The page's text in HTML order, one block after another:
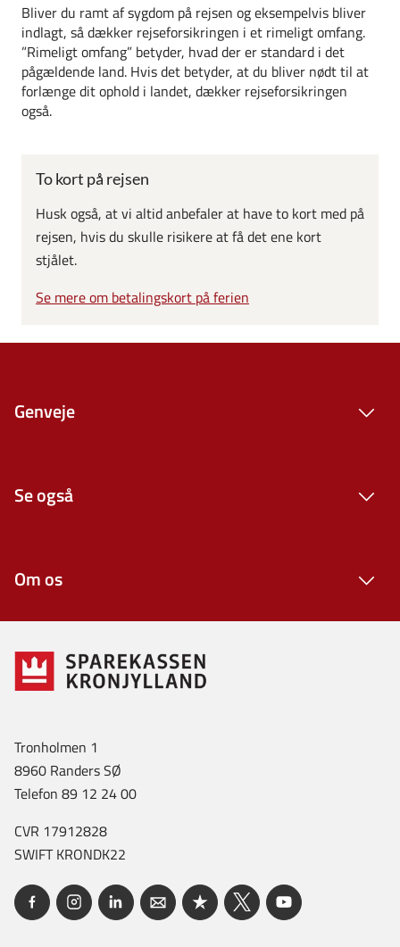
Bliver du ramt af sygdom på rejsen og eksempelvis bliver
indlagt, så dækker rejseforsikringen i et rimeligt omfang.
”Rimeligt omfang” betyder, hvad der er standard i det
pågældende land. Hvis det betyder, at du bliver nødt til at
forlænge dit ophold i landet, dækker rejseforsikringen
også.
To kort på rejsen
Husk også, at vi altid anbefaler at have to kort med på
rejsen, hvis du skulle risikere at få det ene kort
stjålet.
Se mere om betalingskort på ferien
Genveje
Se også
Om os
Tronholmen 1
8960 Randers SØ
Telefon 89 12 24 00
CVR 17912828
SWIFT KRONDK22